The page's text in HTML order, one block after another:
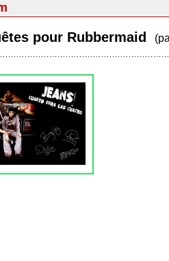
pour Rubbermaid